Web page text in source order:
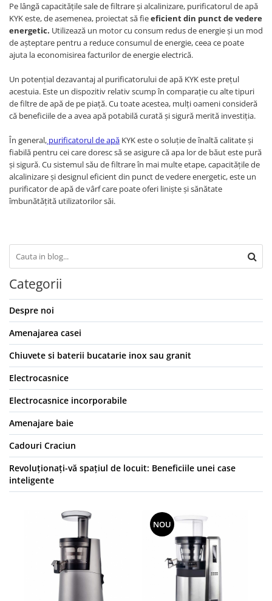
Pe lângă capacitățile sale de filtrare și alcalinizare, purificatorul de apă
KYK este, de asemenea, proiectat să fieeficient din punct de vedere
energetic. Utilizează un motor cu consum redus de energie și un mod
de așteptare pentru a reduce consumul de energie, ceea ce poate
ajuta la economisirea facturilor de energie electrică.
Un potențial dezavantaj al purificatorului de apă KYK este prețul
acestuia. Este un dispozitiv relativ scump în comparație cu alte tipuri
de filtre de apă de pe piață. Cu toate acestea, mulți oameni consideră
că beneficiile de a avea apă potabilă curată și sigură merită investiția.
În general, purificatorul de apă KYK este o soluție de înaltă calitate și
fiabilă pentru cei care doresc să se asigure că apa lor de băut este pură
și sigură. Cu sistemul său de filtrare în mai multe etape, capacitățile de
alcalinizare și designul eficient din punct de vedere energetic, este un
purificator de apă de vârf care poate oferi liniște și sănătate
îmbunătățită utilizatorilor săi.
Categorii
Despre noi
Amenajarea casei
Chiuvete si baterii bucatarie inox sau granit
Electrocasnice
Electrocasnice incorporabile
Amenajare baie
Cadouri Craciun
Revoluționați-vă spațiul de locuit: Beneficiile unei case
inteligente
NOU